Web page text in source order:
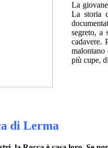
La
La storia
segreto, a
cadavere.
malontano
più cupe,
di Lerma